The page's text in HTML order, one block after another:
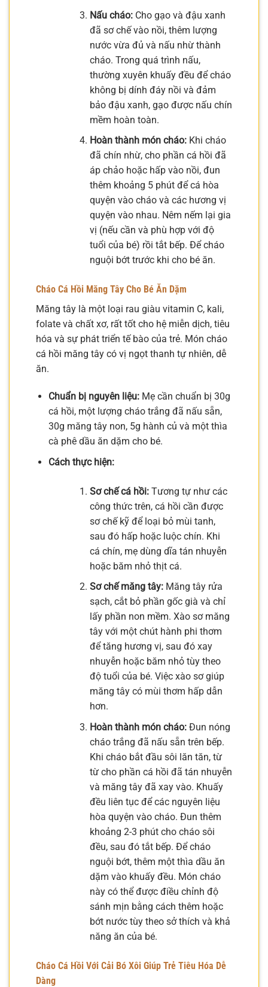
Nấu cháo:Cho gạo và đậu xanh
đã sơ chế vào nồi, thêm lượng
nước vừa đủ và nấu nhừ thành
cháo. Trong quá trình nấu,
thường xuyên khuấy đều để cháo
không bị dính đáy nồi và đảm
bảo đậu xanh, gạo được nấu chín
mềm hoàn toàn.
Hoàn thành món cháo:Khi cháo
đã chín nhừ, cho phần cá hồi đã
áp chảo hoặc hấp vào nồi, đun
thêm khoảng 5 phút để cá hòa
quyện vào cháo và các hương vị
quyện vào nhau. Nêm nếm lại gia
vị (nếu cần và phù hợp với độ
tuổi của bé) rồi tắt bếp. Để cháo
nguội bớt trước khi cho bé ăn.
Cháo Cá Hồi Măng Tây Cho Bé Ăn Dặm
Măng tây là một loại rau giàu vitamin C, kali,
folate và chất xơ, rất tốt cho hệ miễn dịch, tiêu
hóa và sự phát triển tế bào của trẻ. Món cháo
cá hồi măng tây có vị ngọt thanh tự nhiên, dễ
ăn.
Chuẩn bị nguyên liệu:Mẹ cần chuẩn bị 30g
cá hồi, một lượng cháo trắng đã nấu sẵn,
30g măng tây non, 5g hành củ và một thìa
cà phê dầu ăn dặm cho bé.
Cách thực hiện:
Sơ chế cá hồi:Tương tự như các
công thức trên, cá hồi cần được
sơ chế kỹ để loại bỏ mùi tanh,
sau đó hấp hoặc luộc chín. Khi
cá chín, mẹ dùng dĩa tán nhuyễn
hoặc băm nhỏ thịt cá.
Sơ chế măng tây:Măng tây rửa
sạch, cắt bỏ phần gốc già và chỉ
lấy phần non mềm. Xào sơ măng
tây với một chút hành phi thơm
để tăng hương vị, sau đó xay
nhuyễn hoặc băm nhỏ tùy theo
độ tuổi của bé. Việc xào sơ giúp
măng tây có mùi thơm hấp dẫn
hơn.
Hoàn thành món cháo:Đun nóng
cháo trắng đã nấu sẵn trên bếp.
Khi cháo bắt đầu sôi lăn tăn, từ
từ cho phần cá hồi đã tán nhuyễn
và măng tây đã xay vào. Khuấy
đều liên tục để các nguyên liệu
hòa quyện vào cháo. Đun thêm
khoảng 2-3 phút cho cháo sôi
đều, sau đó tắt bếp. Để cháo
nguội bớt, thêm một thìa dầu ăn
dặm vào khuấy đều. Món cháo
này có thể được điều chỉnh độ
sánh mịn bằng cách thêm hoặc
bớt nước tùy theo sở thích và khả
năng ăn của bé.
Cháo Cá Hồi Với Cải Bó Xôi Giúp Trẻ Tiêu Hóa Dễ
Dàng